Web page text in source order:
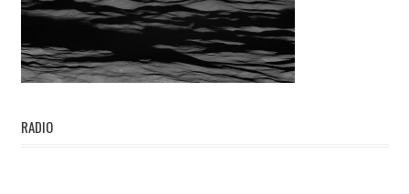
RADIO